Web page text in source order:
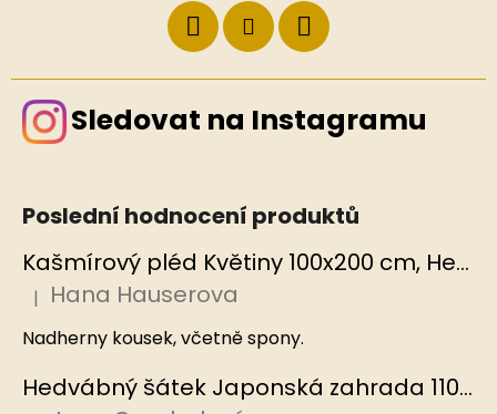
Sledovat na Instagramu
Poslední hodnocení produktů
Kašmírový pléd Květiny 100x200 cm, Hedvábný svět
Hodnocení produktu je 5 z 5 hvězdiček.
| Hana Hauserova
Nadherny kousek, včetně spony.
Hedvábný šátek Japonská zahrada 110x110 cm v dárkovém balení, HEDVÁBNÝ SVĚT